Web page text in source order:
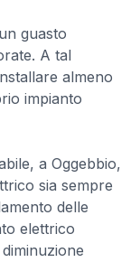
guasto
A tal
almeno
impianto
a Oggebbio,
sia sempre
delle
elettrico